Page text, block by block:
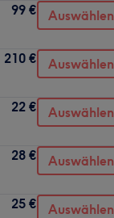
99 € Auswählen
210 € Auswählen
22 € Auswählen
28 € Auswählen
25 € Auswählen